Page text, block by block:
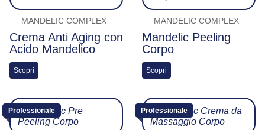
MANDELIC COMPLEX
Crema Anti Aging con
Acido Mandelico
Scopri
MANDELIC COMPLEX
Mandelic Peeling
Corpo
Scopri
Professionale Professionale